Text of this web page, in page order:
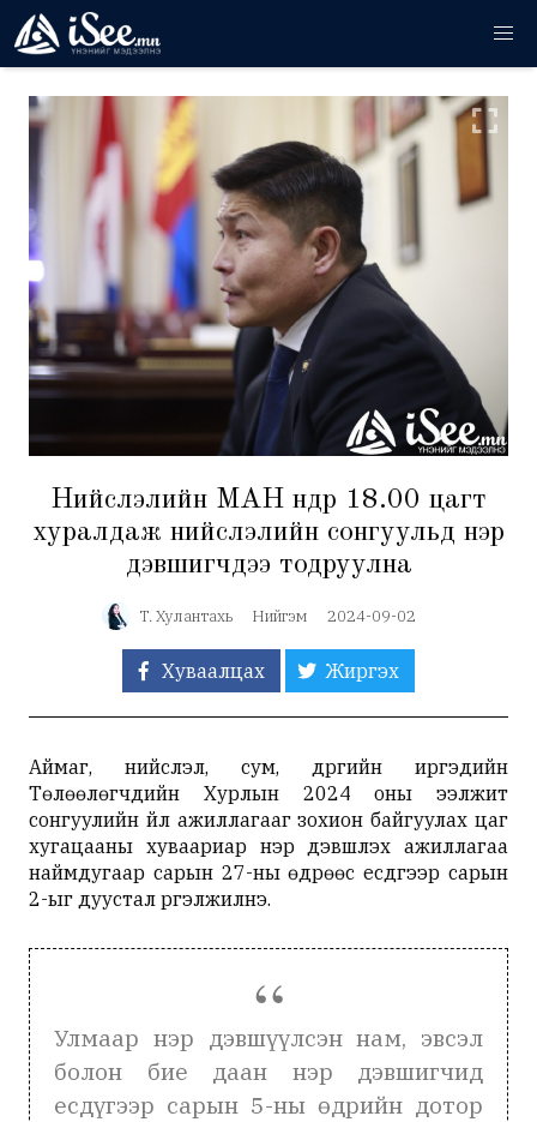
Нийслэлийн МАН өнөөдөр 18.00 цагт
хуралдаж нийслэлийн сонгуульд нэр
дэвшигчдээ тодруулна
Т. Хулантахь Нийгэм 2024-09-02
Хуваалцах Жиргэх
Аймаг, нийслэл, сум, дүүргийн иргэдийн
Төлөөлөгчдийн Хурлын 2024 оны ээлжит
сонгуулийн үйл ажиллагааг зохион байгуулах цаг
хугацааны хуваариар нэр дэвшүүлэх ажиллагаа
наймдугаар сарын 27-ны өдрөөс есдүгээр сарын
2-ыг дуустал үргэлжилнэ.
Улмаар нэр дэвшүүлсэн нам, эвсэл
болон бие даан нэр дэвшигчид
есдүгээр сарын 5-ны өдрийн дотор